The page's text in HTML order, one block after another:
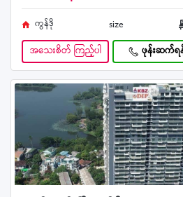
ကွန်ဒို size
အသေးစိတ် ကြည့်ပါ ဖုန်းဆက်ရ